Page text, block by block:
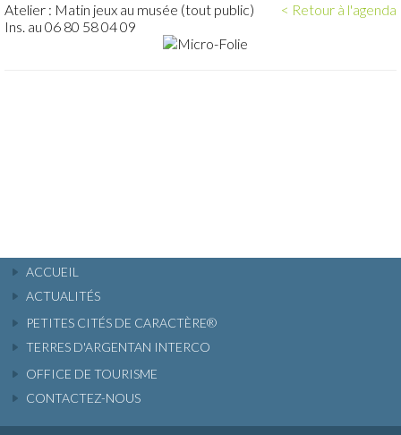
< Retour à l'agenda
Atelier : Matin jeux au musée (tout public)
Ins. au 06 80 58 04 09
ACCUEIL
ACTUALITÉS
PETITES CITÉS DE CARACTÈRE®
TERRES D'ARGENTAN INTERCO
OFFICE DE TOURISME
CONTACTEZ-NOUS